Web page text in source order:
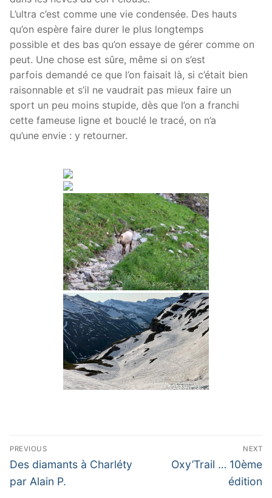
L’ultra c’est comme une vie condensée. Des hauts
qu’on espère faire durer le plus longtemps
possible et des bas qu’on essaye de gérer comme on
peut. Une chose est sûre, même si on s’est
parfois demandé ce que l’on faisait là, si c’était bien
raisonnable et s’il ne vaudrait pas mieux faire un
sport un peu moins stupide, dès que l’on a franchi
cette fameuse ligne et bouclé le tracé, on n’a
qu’une envie : y retourner.
Navigation
de
l’article
PREVIOUS
Previous
post:
Des diamants à Charléty
par Alain P.
NEXT
Next
Oxy’Trail … 10ème
édition